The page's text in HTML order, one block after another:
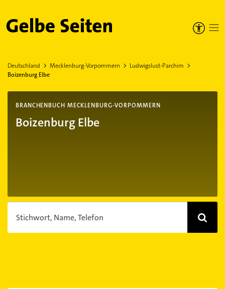
Gelbe Seiten
Deutschland Mecklenburg-Vorpommern
Ludwigslust-Parchim
Boizenburg Elbe
BRANCHENBUCH MECKLENBURG-VORPOMMERN
Boizenburg Elbe
Stichwort, Name, Telefon